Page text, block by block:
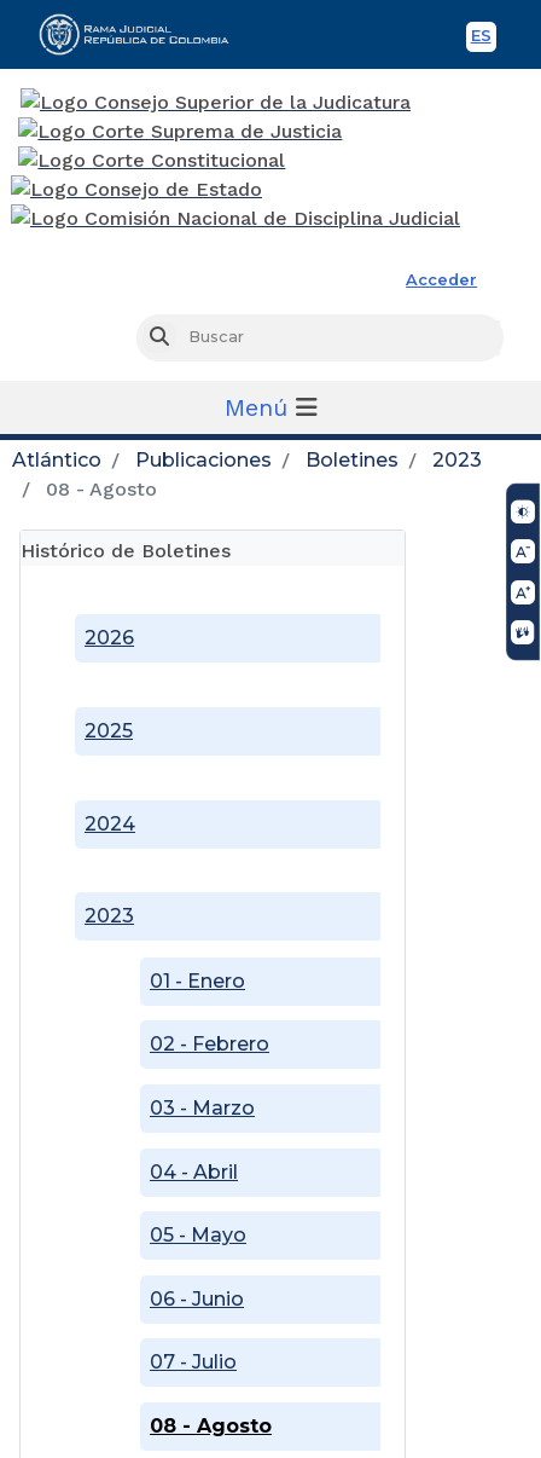
ES
Acceder
Buscar
Menú
Atlántico Publicaciones Boletines
2023
08 - Agosto
Histórico de Boletines
2023
01 - Enero
02 - Febrero
03 - Marzo
04 - Abril
05 - Mayo
06 - Junio
07 - Julio
08 - Agosto
2024
2025
2026